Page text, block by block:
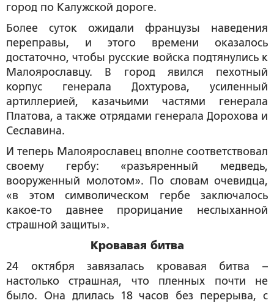
город по Калужской дороге.
Более суток ожидали французы наведения
переправы, и этого времени оказалось
достаточно, чтобы русские войска подтянулись к
Малоярославцу. В город явился пехотный
корпус генерала Дохтурова, усиленный
артиллерией, казачьими частями генерала
Платова, а также отрядами генерала Дорохова и
Сеславина.
И теперь Малоярославец вполне соответствовал
своему гербу: «разъяренный медведь,
вооруженный молотом». По словам очевидца,
«в этом символическом гербе заключалось
какое-то давнее прорицание неслыханной
страшной защиты».
Кровавая битва
24 октября завязалась кровавая битва –
настолько страшная, что пленных почти не
было. Она длилась 18 часов без перерыва, с